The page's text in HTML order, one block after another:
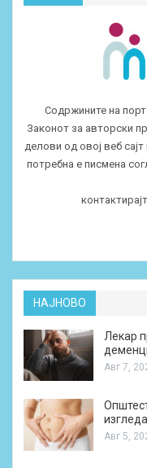
Содржините на
Законот за авторски
делови од овој веб
потребна е писмена
НАЈНОВО
Лекар
Авг 7,
Авг 5,